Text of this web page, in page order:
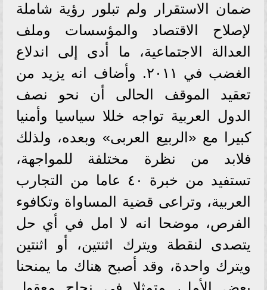
ضمان الاستقرار ولم تبلور رؤية شاملة
لإصلاح الاقتصاد والمؤسسات وملف
العدالة الاجتماعية، ما أدى إلى اندلاع
الغضب في ٢٠١١. وأضاف انه يزيد من
تعقيد الموقف الحالى أن نحو نصف
الدول العربية تواجه خللا سياسيا وأمنيا
كبيرا مع «الربيع العربى» وبعده، ولذلك
فلابد من نظرة مختلفة للمواجهة،
تستفيد من خبرة ٤٠ عاما من التجارب
العربية، وتراعى قضية المساواة وتكافوء
الفرص، موضحا انه لا امل في أي حل
يتصدى لنقطة ويترك اثنتين، أو اثنتين
ويترك واحدة، وقد أصبح هناك ما يمنحنا